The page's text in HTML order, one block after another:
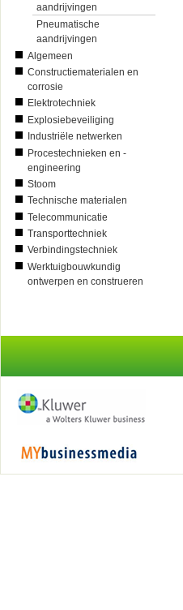
aandrijvingen
Pneumatische
aandrijvingen
Algemeen
Constructiematerialen en
corrosie
Elektrotechniek
Explosiebeveiliging
Industriële netwerken
Procestechnieken en -
engineering
Stoom
Technische materialen
Telecommunicatie
Transporttechniek
Verbindingstechniek
Werktuigbouwkundig
ontwerpen en construeren